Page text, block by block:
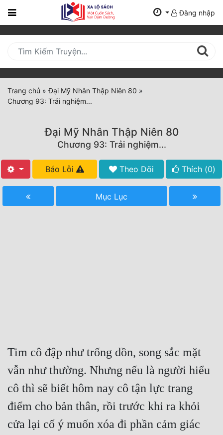
Trang
Mới
Cập
Nhật
(current)
Tất Cả
Hoàn Thành
Xa Lộ Dịch
Cung Đấu
Đăng nhập
Trang chủ »Đại Mỹ Nhân Thập Niên 80 »
Chương 93: Trải nghiệm...
Đại Mỹ Nhân Thập Niên 80
Chương 93: Trải nghiệm...
Báo Lỗi Theo Dõi Thích (0)
Mục Lục
Tim cô đập như trống dồn, song sắc mặt
vẫn như thường. Nhưng nếu là người hiểu
cô thì sẽ biết hôm nay cô tận lực trang
điểm cho bản thân, rồi trước khi ra khỏi
cửa lại cố ý muốn xóa đi phần cảm giác